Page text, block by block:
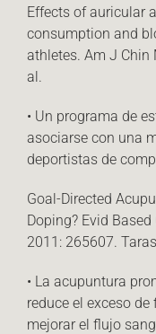
Effects of auricular
consumption and
athletes. Am J Chin
al.
• Un programa de
asociarse con una
deportistas de
Goal-Directed
Doping? Evid
2011: 265607.
• La acupuntura
reduce el exceso
mejorar el flujo